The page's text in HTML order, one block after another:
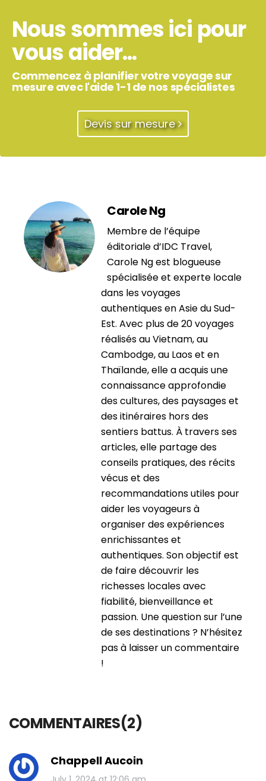
Nous sommes ici pour
vous aider...
Commencez à planifier votre voyage sur
mesure avec l'aide 1-1 de nos spécialistes
Devis sur mesure
Carole Ng
Membre de l’équipe
éditoriale d’IDC Travel,
Carole Ng est blogueuse
spécialisée et experte locale
dans les voyages
authentiques en Asie du Sud-
Est. Avec plus de 20 voyages
réalisés au Vietnam, au
Cambodge, au Laos et en
Thaïlande, elle a acquis une
connaissance approfondie
des cultures, des paysages et
des itinéraires hors des
sentiers battus. À travers ses
articles, elle partage des
conseils pratiques, des récits
vécus et des
recommandations utiles pour
aider les voyageurs à
organiser des expériences
enrichissantes et
authentiques. Son objectif est
de faire découvrir les
richesses locales avec
fiabilité, bienveillance et
passion. Une question sur l’une
de ses destinations ? N’hésitez
pas à laisser un commentaire
!
COMMENTAIRES(2)
Chappell Aucoin